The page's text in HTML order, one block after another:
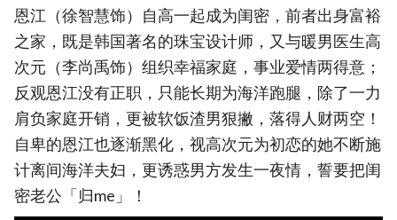
恩江（徐智慧饰）自高一起成为闺密，前者出身富裕
之家，既是韩国著名的珠宝设计师，又与暖男医生高
次元（李尚禹饰）组织幸福家庭，事业爱情两得意；
反观恩江没有正职，只能长期为海洋跑腿，除了一力
肩负家庭开销，更被软饭渣男狠撇，落得人财两空！
自卑的恩江也逐渐黑化，视高次元为初恋的她不断施
计离间海洋夫妇，更诱惑男方发生一夜情，誓要把闺
密老公「归me」！